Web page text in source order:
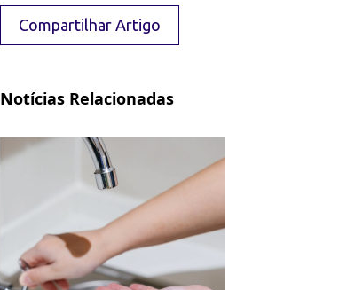
Compartilhar Artigo
Notícias Relacionadas